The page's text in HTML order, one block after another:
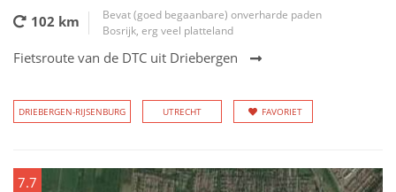
102 km
Bevat (goed begaanbare) onverharde paden
Bosrijk, erg veel platteland
Fietsroute van de DTC uit Driebergen
DRIEBERGEN-RIJSENBURG UTRECHT FAVORIET
7.7